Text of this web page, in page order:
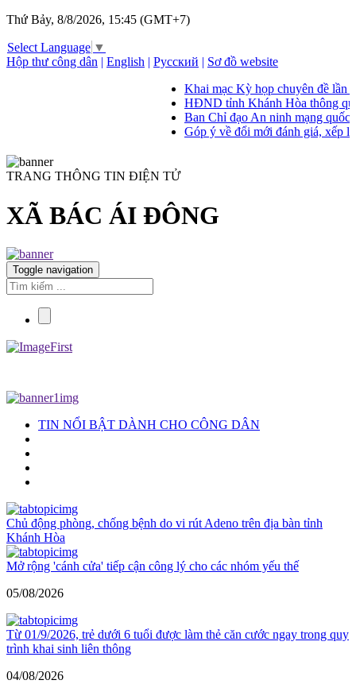
Thứ Bảy, 8/8/2026, 15:45 (GMT+7)
Select Language ▼
Hộp thư công dân | English | Русский | Sơ đồ website
Khai mạc Kỳ họp chuyên đề lần
HĐND tỉnh Khánh Hòa thông qua
Ban Chỉ đạo An ninh mạng quốc
Góp ý về đổi mới đánh giá, xếp
TRANG THÔNG TIN ĐIỆN TỬ
XÃ BÁC ÁI ĐÔNG
Toggle navigation
TIN NỔI BẬT DÀNH CHO CÔNG DÂN
Chủ động phòng, chống bệnh do vi rút Adeno trên địa bàn tỉnh
Khánh Hòa
Mở rộng 'cánh cửa' tiếp cận công lý cho các nhóm yếu thế
05/08/2026
Từ 01/9/2026, trẻ dưới 6 tuổi được làm thẻ căn cước ngay trong quy
trình khai sinh liên thông
04/08/2026